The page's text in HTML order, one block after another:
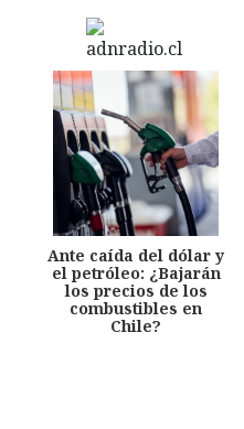
Ante caída del dólar y
el petróleo: ¿Bajarán
los precios de los
combustibles en
Chile?